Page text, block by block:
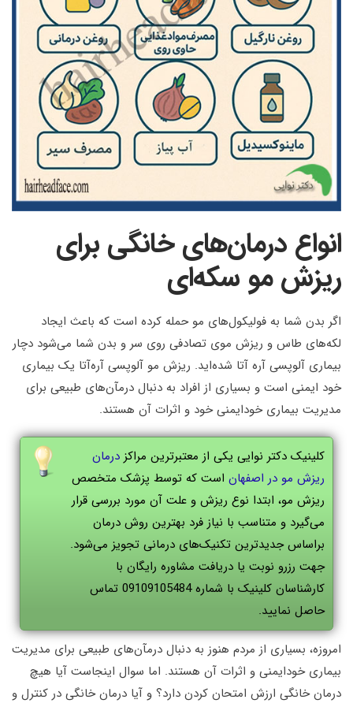
انواع درمان‌های خانگی برای
ریزش مو سکه‌ای
اگر بدن شما به فولیکول‌های مو حمله کرده است که باعث ایجاد
لکه‌های طاس و ریزش موی تصادفی روی سر و بدن شما می‌شود دچار
بیماری آلوپسی آره آتا شده‌اید. ریزش مو آلوپسی آره‌آتا یک بیماری
خود ایمنی است و بسیاری از افراد به دنبال درمآن‌های طبیعی برای
مدیریت بیماری خودایمنی خود و اثرات آن هستند.
کلینیک دکتر نوایی یکی از معتبرترین مراکز درمان
ریزش مو در اصفهان است که توسط پزشک متخصص
ریزش مو، ابتدا نوع ریزش و علت آن مورد بررسی قرار
می‌گیرد و متناسب با نیاز فرد بهترین روش درمان
براساس جدیدترین تکنیک‌های درمانی تجویز می‌شود.
جهت رزرو نوبت یا دریافت مشاوره رایگان با
کارشناسان کلینیک با شماره 09109105484 تماس
حاصل نمایید.
امروزه، بسیاری از مردم هنوز به دنبال درمآن‌های طبیعی برای مدیریت
بیماری خودایمنی و اثرات آن هستند. اما سوال اینجاست آیا هیچ
درمان خانگی ارزش امتحان کردن دارد؟ و آیا درمان خانگی در کنترل و